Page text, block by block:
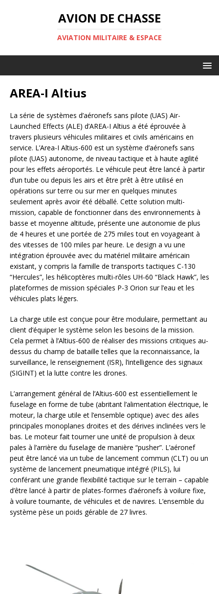
AVION DE CHASSE
AVIATION MILITAIRE & ESPACE
AREA-I Altius
La série de systèmes d’aéronefs sans pilote (UAS) Air-
Launched Effects (ALE) d’AREA-I Altius a été éprouvée à
travers plusieurs véhicules militaires et civils américains en
service. L’Area-I Altius-600 est un système d’aéronefs sans
pilote (UAS) autonome, de niveau tactique et à haute agilité
pour les effets aéroportés. Le véhicule peut être lancé à partir
d’un tube ou depuis les airs et être prêt à être utilisé en
opérations sur terre ou sur mer en quelques minutes
seulement après avoir été déballé. Cette solution multi-
mission, capable de fonctionner dans des environnements à
basse et moyenne altitude, présente une autonomie de plus
de 4 heures et une portée de 275 miles tout en voyageant à
des vitesses de 100 miles par heure. Le design a vu une
intégration éprouvée avec du matériel militaire américain
existant, y compris la famille de transports tactiques C-130
“Hercules”, les hélicoptères multi-rôles UH-60 “Black Hawk”, les
plateformes de mission spéciales P-3 Orion sur l’eau et les
véhicules plats légers.
La charge utile est conçue pour être modulaire, permettant au
client d’équiper le système selon les besoins de la mission.
Cela permet à l’Altius-600 de réaliser des missions critiques au-
dessus du champ de bataille telles que la reconnaissance, la
surveillance, le renseignement (ISR), l’intelligence des signaux
(SIGINT) et la lutte contre les drones.
L’arrangement général de l’Altius-600 est essentiellement le
fuselage en forme de tube (abritant l’alimentation électrique, le
moteur, la charge utile et l’ensemble optique) avec des ailes
principales monoplanes droites et des dérives inclinées vers le
bas. Le moteur fait tourner une unité de propulsion à deux
pales à l’arrière du fuselage de manière “pusher”. L’aéronef
peut être lancé via un tube de lancement commun (CLT) ou un
système de lancement pneumatique intégré (PILS), lui
conférant une grande flexibilité tactique sur le terrain – capable
d’être lancé à partir de plates-formes d’aéronefs à voilure fixe,
à voilure tournante, de véhicules et de navires. L’ensemble du
système pèse un poids gérable de 27 livres.